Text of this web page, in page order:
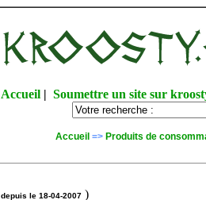
Accueil |Soumettre un site sur
Accueil => Produits de
depuis le 18-04-2007 )